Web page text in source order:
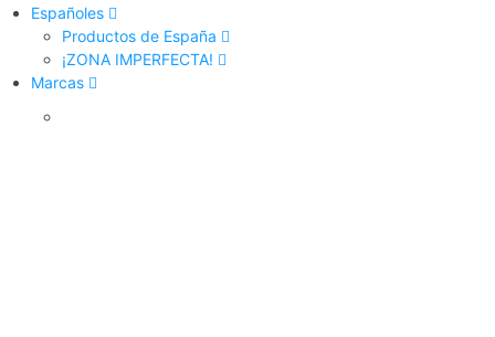
Españoles
Productos de España
¡ZONA IMPERFECTA!
Marcas